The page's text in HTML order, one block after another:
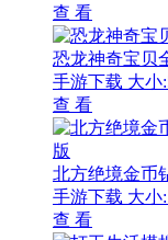
查 看
恐龙神奇宝贝
手游下载 大小
查 看
北方绝境金币
手游下载 大小
查 看